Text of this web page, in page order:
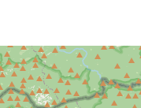
v Teplické ulici v Lahošti